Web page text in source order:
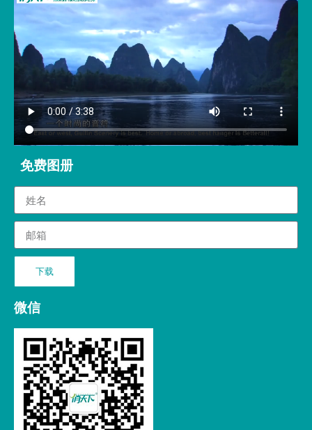
免费图册
下载
微信